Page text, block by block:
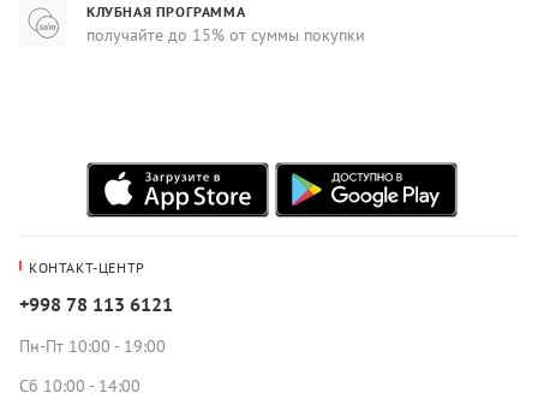
КЛУБНАЯ ПРОГРАММА
получайте до 15% от суммы покупки
КОНТАКТ-ЦЕНТР
+998 78 113 6121
Пн-Пт 10:00 - 19:00
Сб 10:00 - 14:00